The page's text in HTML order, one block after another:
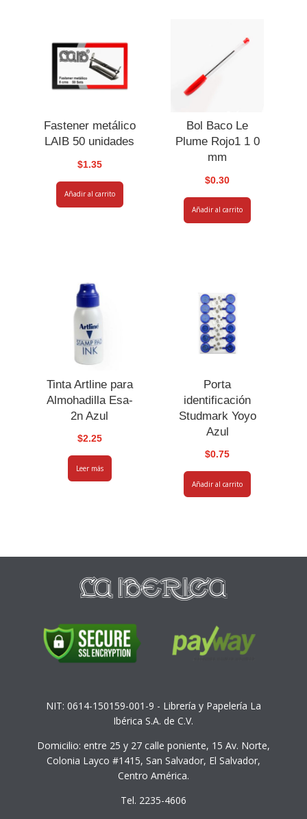
Fastener metálico
LAIB 50 unidades
$1.35
Añadir al carrito
Bol Baco Le
Plume Rojo1 1 0
mm
$0.30
Añadir al carrito
Tinta Artline para
Almohadilla Esa-
2n Azul
$2.25
Leer más
Porta
identificación
Studmark Yoyo
Azul
$0.75
Añadir al carrito
NIT: 0614-150159-001-9 - Librería y Papelería La
Ibérica S.A. de C.V.
Domicilio: entre 25 y 27 calle poniente, 15 Av. Norte,
Colonia Layco #1415, San Salvador, El Salvador,
Centro América.
Tel. 2235-4606